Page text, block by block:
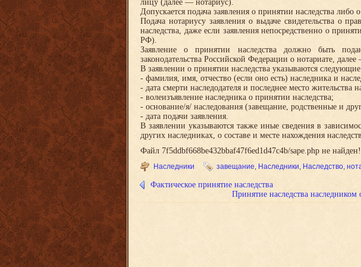
лицу (далее — нотариус).
Допускается подача заявления о принятии наследства либо
Подача нотариусу заявления о выдаче свидетельства о
наследства, даже если заявления непосредственно о
РФ).
Заявление о принятии наследства должно быть
законодательства Российской Федерации о нотариате,
В заявлении о принятии наследства указываются следующие
- фамилия, имя, отчество (если оно есть) наследника и
- дата смерти наследодателя и последнее место жительства
- волеизъявление наследника о принятии наследства;
- основание/я/ наследования (завещание, родственные и
- дата подачи заявления.
В заявлении указываются также иные сведения в
других наследниках, о составе и месте нахождения
Файл 7f5ddbf668be432bbaf47f6ed1d47c4b/sape.php не найден!
Наследники завещание, Наследники, Наследство,
Фактическое принятие наследства
Принятие наследства